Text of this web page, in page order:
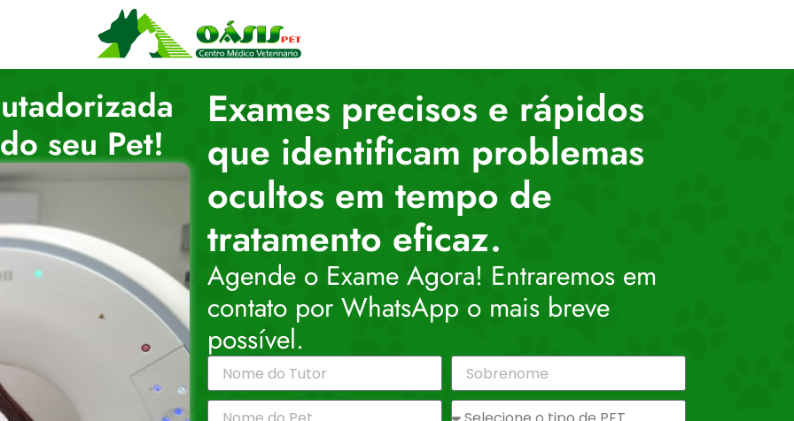
seu Pet!
Exames precisos e rápidos
que identificam problemas
ocultos em tempo de
tratamento eficaz.
Agende o Exame Agora! Entraremos em
contato por WhatsApp o mais breve
possível.